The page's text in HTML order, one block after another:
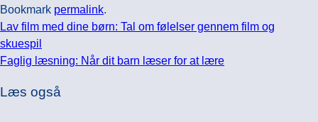
Bookmark permalink.
Lav film med dine børn: Tal om følelser gennem film og
skuespil
Faglig læsning: Når dit barn læser for at lære
Læs også